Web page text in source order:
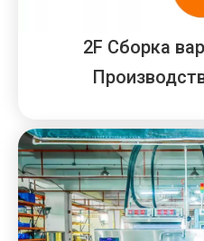
2F Сборка